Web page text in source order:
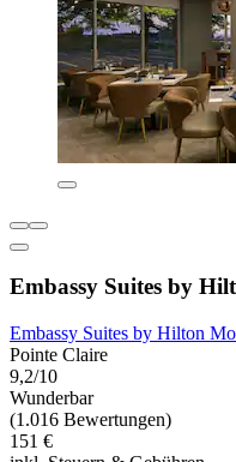
Embassy Suites by
Embassy Suites by Hilton
Pointe Claire
9,2/10
Wunderbar
(1.016 Bewertungen)
151 €